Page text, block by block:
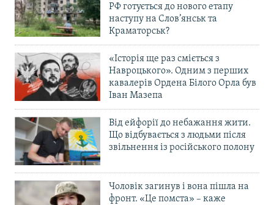
РФ готується до нового етапу
наступу на Слов’янськ та
Краматорськ?
«Історія ще раз сміється з
Навроцького». Одним з перших
кавалерів Ордена Білого Орла був
Іван Мазепа
Від ейфорії до небажання жити.
Що відбувається з людьми після
звільнення із російського полону
Чоловік загинув і вона пішла на
фронт. «Це помста» – каже